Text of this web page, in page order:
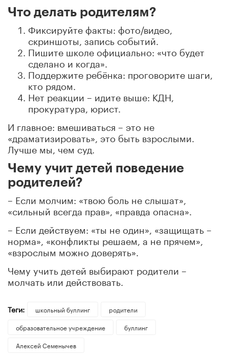
Что делать родителям?
Фиксируйте факты: фото/видео,
скриншоты, запись событий.
Пишите школе официально: «что будет
сделано и когда».
Поддержите ребёнка: проговорите шаги,
кто рядом.
Нет реакции – идите выше: КДН,
прокуратура, юрист.
И главное: вмешиваться – это не
«драматизировать», это быть взрослыми.
Лучше мы, чем суд.
Чему учит детей поведение
родителей?
– Если молчим: «твою боль не слышат»,
«сильный всегда прав», «правда опасна».
– Если действуем: «ты не один», «защищать –
норма», «конфликты решаем, а не прячем»,
«взрослым можно доверять».
Чему учить детей выбирают родители –
молчать или действовать.
Теги: школьный буллинг
родители
образовательное учреждение
буллинг
Алексей Семенычев